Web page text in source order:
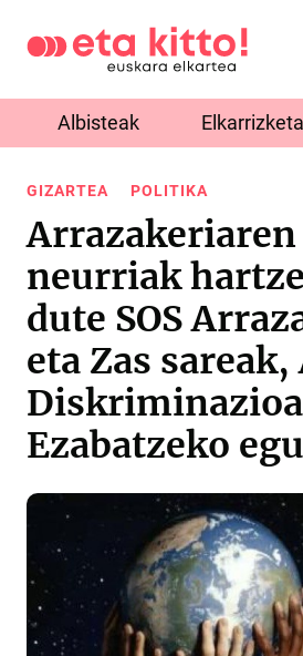
Albisteak
GIZARTEA POLITIKA
neurriak
dute SOS
eta Zas
Diskriminazioa
Ezabatzeko